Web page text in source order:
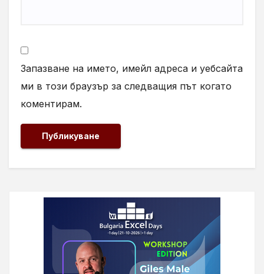
Запазване на името, имейл адреса и уебсайта
ми в този браузър за следващия път когато
коментирам.